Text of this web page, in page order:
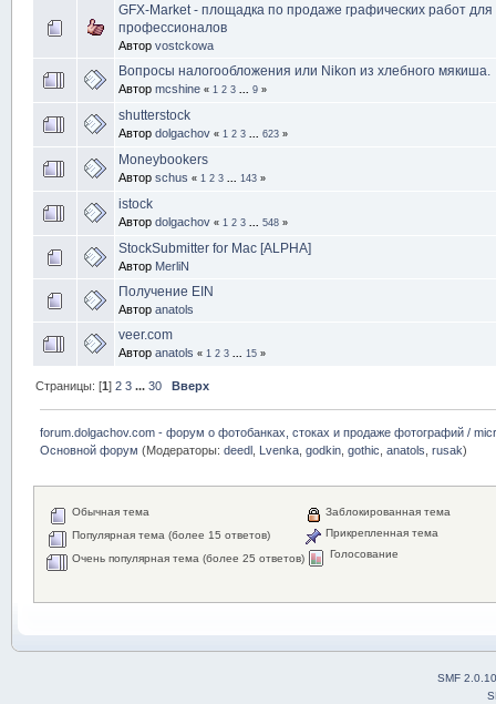
GFX-Market - площадка по продаже графических работ для
профессионалов
Автор vostckowa
Вопросы налогообложения или Nikon из хлебного мякиша.
Автор mcshine « 1 2 3 9»
shutterstock
Автор dolgachov « 1 2 3 623»
Moneybookers
Автор schus « 1 2 3 143»
istock
Автор dolgachov « 1 2 3 548»
StockSubmitter for Mac [ALPHA]
Автор MerliN
Получение EIN
Автор anatols
veer.com
Автор anatols « 1 2 3 15»
Страницы: [1]2 3 ...30 Вверх
forum.dolgachov.com - форум о фотобанках, стоках и продаже фотографий /
Основной форум (Модераторы:deedl Lvenka ,godkin ,gothic ,anatols ,rusak)
Обычная тема
Популярная тема (более 15 ответов)
Очень популярная тема (более 25 ответов)
Заблокированная тема
Прикрепленная тема
Голосование
SMF